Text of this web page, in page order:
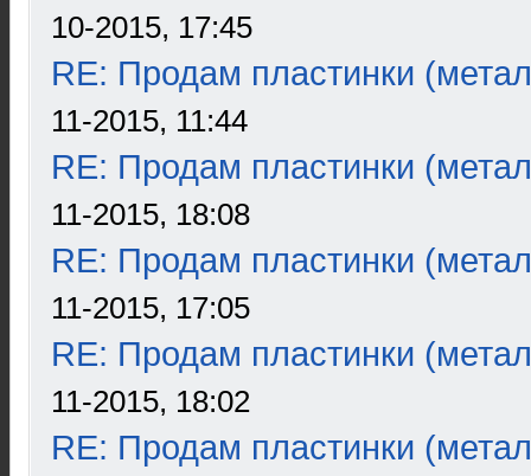
10-2015, 17:45
RE: Продам пластинки
11-2015, 11:44
RE: Продам пластинки
11-2015, 18:08
RE: Продам пластинки
11-2015, 17:05
RE: Продам пластинки
11-2015, 18:02
RE: Продам пластинки